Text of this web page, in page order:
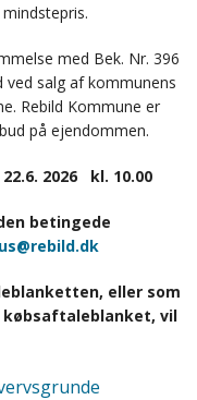
med Bek. Nr. 396
ved salg af kommunens
Rebild Kommune er
på ejendommen.
2026 kl. 10.00
betingede
eller som
vil